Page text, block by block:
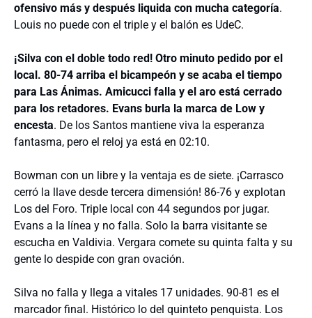
ofensivo más y después liquida con mucha categoría.
Louis no puede con el triple y el balón es UdeC.
¡Silva con el doble todo red! Otro minuto pedido por el
local. 80-74 arriba el bicampeón y se acaba el tiempo
para Las Ánimas. Amicucci falla y el aro está cerrado
para los retadores. Evans burla la marca de Low y
encesta. De los Santos mantiene viva la esperanza
fantasma, pero el reloj ya está en 02:10.
Bowman con un libre y la ventaja es de siete. ¡Carrasco
cerró la llave desde tercera dimensión! 86-76 y explotan
Los del Foro. Triple local con 44 segundos por jugar.
Evans a la línea y no falla. Solo la barra visitante se
escucha en Valdivia. Vergara comete su quinta falta y su
gente lo despide con gran ovación.
Silva no falla y llega a vitales 17 unidades. 90-81 es el
marcador final. Histórico lo del quinteto penquista. Los